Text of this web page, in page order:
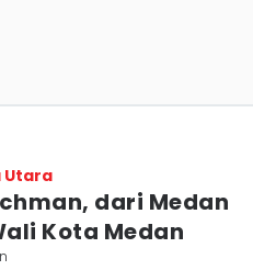
Utara
dari Medan
Kota Medan